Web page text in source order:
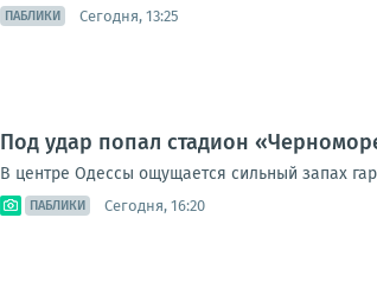
ПАБЛИКИ Сегодня, 13:25
Под удар попал стадион
В центре Одессы ощущается сильный запах
ПАБЛИКИ Сегодня, 16:20